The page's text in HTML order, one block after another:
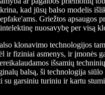
kad jūsų balso modelis
Griežtos apsaugos
nuosavybę per visą
klonavimo technologijos
ir fiziniai asmenys, ir įmonės
išsamių
balsą, ši technologija
su garsiniu turiniu ir kartu